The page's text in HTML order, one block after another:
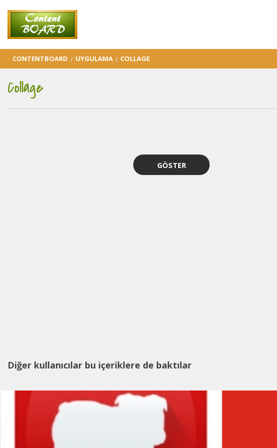
CONTENTBOARD UYGULAMA COLLAGE
Collage
GÖSTER
Diğer kullanıcılar bu içeriklere de baktılar